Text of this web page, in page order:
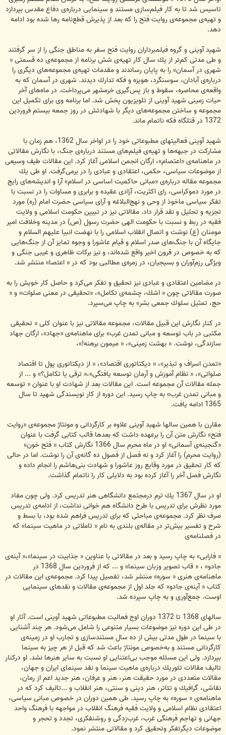
تاسیس شد تا به كار فیلم‌سازی مستند و سینمایی درباره‌ی دفاع مقدس بپردازد
و تهیه‌ی مجموعه‌ی روایت فتح را كه بعد از پذیرش قطع‌نامه رها شده بود ادامه
دهد.
شهید آوینی و گروه فیلمبرداران روایت فتح سفر به مناطق جنگی را از سر گرفتند
و طی مدتی كم‌تر از یك سال كار تهیه‌ی شش برنامه از مجموعه‌ی ده قسمتی «
شهری در آسمان» را به پایان رساندند و مقدمات تهیه‌ی مجموعه‌های دیگری را
درباره‌ی آبادان، سوسنگرد، هویزه و فكه تدارك دیدند. شهری در آسمان كه به
واقعه‌ی محاصره، سقوط و باز پس‌گیری خرمشهر می‌پرداخت. در ماه‌های آخر
حیات زمینی شهید آوینی از تلویزیون پخش شد. اما برنامه وی برای تكمیل این
مجموعه و ساختن مجموعه‌های دیگر با شهادتش در روز جمعه بیستم فروردین
1372 در قتلگاه فكه ناتمام ماند.
شهید آوینی فعالیتهای مطبوعاتی خود را در اواخر سال 1362، هم زمان با
مشاركت در جبهه‌ها و تهیه‌ی فیلم‌های مستند درباره‌ی جنگ، با نگارش مقالاتی
در ماهنامه‌ی «اعتصام»، ارگان انجمن اسلامی آغاز كرد. این مقالات طیف وسیعی
از موضوعات سیاسی، حكمی، اعتقادی و عبادی را در برمی‌گرفت. او طی یك
مجموعه مقاله درباره‌ی «مبانی حاكمیت اساسی در اسلام» آرا و اندیشه‌های رایج
در مورد دموكراسی، رای اكثریت، آزادی عقیده و برابری و مساوات را در نسبت با
تفكر سیاسی ماخوذ از وحی و نهج‌البلاغه و آرای سیاسی حضرت امام (ره) مورد
تجزیه و تحلیل و نقد قرار داد. مقالاتی نیز در تبیین حكومت اسلامی و ولایت
فقیه در ربط و نسبت با حكومت الهی حضرت رسول (ص) در مدینه وخلافت امیر
مومنان (ع) نوشت و اتصال انقلاب اسلامی را با نهضت انبیا علیهم السلام و
جایگاه آن با جنگ‌های صدر اسلام و قیام عاشورا و وجوه تمایز آن از جنگ‌هایی
كه به خصوص در قرون اخیر واقع شده‌اند، و نیز بركات ظاهری و غیبی جنگی و
ویژگی رزم‌آوران و بسیجیان، در زمره‌ی مطالبی بود كه در « اعتصا» منتشر شد.
در مضامین اعتقادی و عبادی نیز تحقیق و تفكر می‌كرد و حاصل كار خویش را به
صورت مقالاتی چون « اشك، چشمه‌ی تكامل»، «تحقیقی در معنی صلوات» و «
حج، تمثیل سلوك جمعی بشر» به چاپ می‌سپرد.
در كنار نگارش این قبیل مقالات، مجموعه مقالاتی نیز با عنوان كلی « تحقیقی
مكتبی در باب توسعه و مبانی تمدن غرب» برای ماهنامه‌ی «جهاد»، ارگان جهاد
سازندگی، نوشت. « بهشت زمینی»، « میمون برهنه!»،
«تمدن اسراف و تبذیر»، « دیكتاتوری اقتصاد»، « از دیكتاتوری پول تا اقتصاد
صلواتی»، « نظام آموزش و آرمان توسعه یافتگی»،‌« ترقی یا تكامل؟» و ... از
جمله مقالات آن مجموعه است. این مقالات بعد از شهادت او با عنوان « توسعه
و مبانی تمدن غرب» به چاپ رسید. این دوره از كار نویسندگی شهید تا سال
1365 ادامه یافت.
مقارن با همین سالها شهید آوینی علاوه بر كارگردانی و مونتاژ مجموعه‌ی «روایت
فتح» نگارش متن آن را برعهده داشت كه بعدها قالب كتابی گرفت با عنوان
«گنجینه‌ی آسمانی» او در ماه محرم سال 1366 نگارش كتاب « فتح خون»
(روایت محرم) را آغاز كرد و نه فصل از فصول ده گانه‌ی آن را نوشت. اما در حالی
كه كار تحقیق در مورد وقایع روز عاشورا و شهادت بنی‌هاشم را انجام داده و
نگارش فصل آخر را آغاز كرده بود به دلایلی كار را ناتمام گذاشت.
او در سال 1367 یك ترم درمجتمع دانشگاهی هنر تدریس كرد. ولی چون مفاد
مورد نظرش برای تدریس با طرح دانشگاه هم خوانی نداشت، از ادامه‌ی تدریس
صرف نظر كرد. مجموعه‌ی مباحثی كه برای تدریس فراهم شده بود، با بسط و
شرح و تفسیر بیش‌تر در مقاله‌ی بلندی به نام « تاملاتی در ماهیت سینما» كه
در فصلنامه‌ی
« فارابی» به چاپ رسید و بعد در مقالاتی با عناوین « جذابیت در سینما»،‌« آینه‌ی
جادو» ، « قاب تصویر وزبان سینما» و ... كه از فروردین سال 1368 در
ماهنامه‌ی هنری « سوره» منتشر شد، تفصیل پیدا كرد. مجموعه‌ی این مقالات در
كتاب « آینه‌ی جادو» كه جلد اول از مجموعه‌ی مقالات و نقدهای سینمایی
اوست. جمع‌آوری و به چاپ سپرده شد.
سالهای 1368 تا 1372 دوران اوج فعالیت مطبوعاتی شهید آوینی است. آثار او
در طی این دوره نیز موضوعات بسیار متنوعی را شامل می‌شود. هر چند آشنایی
با سینما در طول مدتی بیش از ده سال مستندسازی و تجارب او در زمینه‌ی
كارگردانی مستند و به‌خصوص مونتاژ باعث شد كه قبل از هر چیز به سینما
بپردازد. ولی این مسئله موجب بی‌اعتنایی او نسبت به سایر هنرها نشد. او دركنار
تالیف مقالات تئوریك درباره‌ی ماهیت سینما و نقد سینمای ایران و جهان،
مقالات متعددی در مورد حقیقت هنر، هنر و عرفان، هنر جدید اعم از رمان،
نقاشی، گرافیك و تئاتر، هنر دینی و سنتی، هنر انقلاب و ...تالیف كرد كه در
ماهنامه‌ی « سوره» به چاپ رسید. طی همین دوران در خصوص مبانی سیاسی،
اعتقادی نظام اسلامی و ولایت فقیه فرهنگ انقلاب در مواجهه با فرهنگ واحد
جهانی و تهاجم فرهنگی غرب، غرب‌زدگی و روشنفكری، تجدد و تحجر و
موضوعات دیگرتفكر وتحقیق كرد و مقالاتی منتشر نمود.